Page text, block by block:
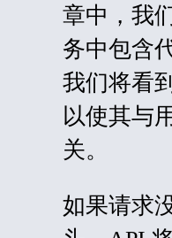
章中，我
务中包含
我们将看
以使其与
关。
如果请求